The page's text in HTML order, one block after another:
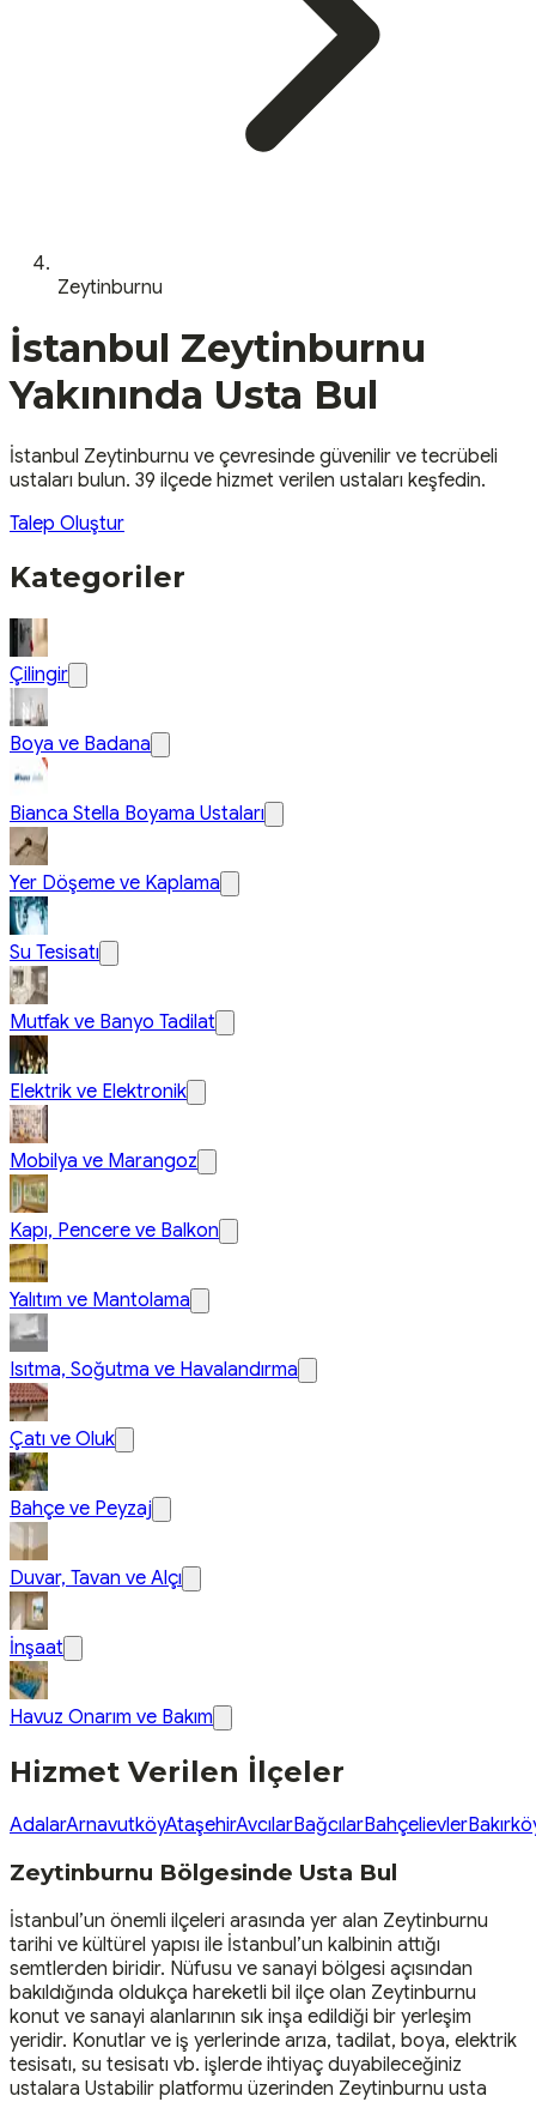
Zeytinburnu
İstanbul Zeytinburnu
Yakınında Usta Bul
İstanbul Zeytinburnu ve çevresinde güvenilir ve tecrübeli
ustaları bulun. 39 ilçede hizmet verilen ustaları keşfedin.
Talep Oluştur
Kategoriler
Çilingir
Boya ve Badana
Bianca Stella Boyama Ustaları
Yer Döşeme ve Kaplama
Su Tesisatı
Mutfak ve Banyo Tadilat
Elektrik ve Elektronik
Mobilya ve Marangoz
Kapı, Pencere ve Balkon
Yalıtım ve Mantolama
Isıtma, Soğutma ve Havalandırma
Çatı ve Oluk
Bahçe ve Peyzaj
Duvar, Tavan ve Alçı
İnşaat
Havuz Onarım ve Bakım
Hizmet Verilen İlçeler
AdalarArnavutköyAtaşehirAvcılarBağcılarBahçelievler
Zeytinburnu Bölgesinde Usta Bul
İstanbul’un önemli ilçeleri arasında yer alan Zeytinburnu
tarihi ve kültürel yapısı ile İstanbul’un kalbinin attığı
semtlerden biridir. Nüfusu ve sanayi bölgesi açısından
bakıldığında oldukça hareketli bil ilçe olan Zeytinburnu
konut ve sanayi alanlarının sık inşa edildiği bir yerleşim
yeridir. Konutlar ve iş yerlerinde arıza, tadilat, boya, elektrik
tesisatı, su tesisatı vb. işlerde ihtiyaç duyabileceğiniz
ustalara Ustabilir platformu üzerinden Zeytinburnu usta